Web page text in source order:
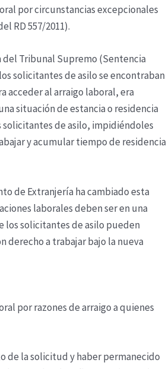
por circunstancias excepcionales
RD 557/2011).
del Tribunal Supremo (Sentencia
solicitantes de asilo se encontraban
acceder al arraigo laboral, era
situación de estancia o residencia
de asilo, impidiéndoles
y acumular tiempo de residencia
de Extranjería ha cambiado esta
laborales deben ser en una
los solicitantes de asilo pueden
derecho a trabajar bajo la nueva
por razones de arraigo a quienes
de la solicitud y haber permanecido